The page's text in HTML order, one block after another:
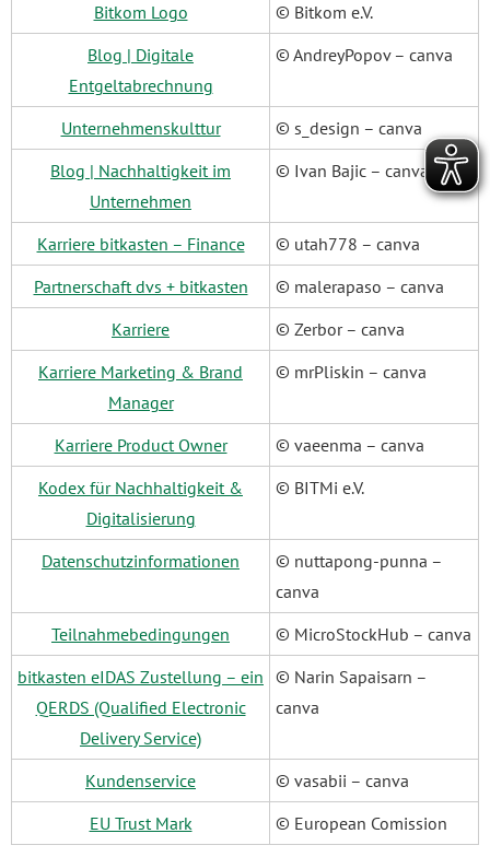
Bitkom Logo
© Bitkom e.V.
Blog | Digitale
Entgeltabrechnung
© AndreyPopov – canva
Unternehmenskulttur
© s_design – canva
Blog | Nachhaltigkeit im
Unternehmen
© Ivan Bajic – canva
Karriere bitkasten – Finance
© utah778 – canva
Partnerschaft dvs + bitkasten
© malerapaso – canva
Karriere
© Zerbor – canva
Karriere Marketing & Brand
Manager
© mrPliskin – canva
Karriere Product Owner
© vaeenma – canva
Kodex für Nachhaltigkeit &
Digitalisierung
© BITMi e.V.
Datenschutzinformationen
© nuttapong-punna –
canva
Teilnahmebedingungen
© MicroStockHub – canva
bitkasten eIDAS Zustellung – ein
QERDS (Qualified Electronic
Delivery Service)
© Narin Sapaisarn –
canva
Kundenservice
© vasabii – canva
EU Trust Mark
© European Comission